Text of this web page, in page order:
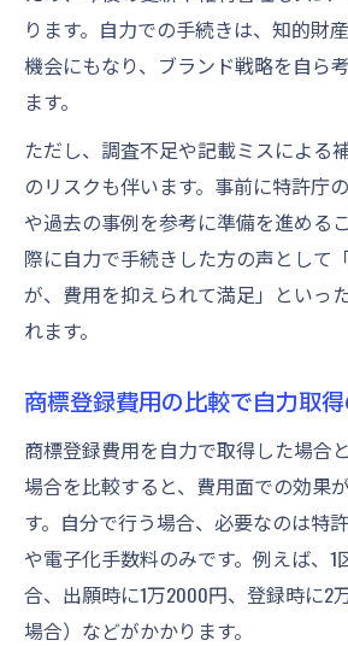
ります。自力での手続きは、知的財
機会にもなり、ブランド戦略を自ら
ます。
ただし、調査不足や記載ミスによる
のリスクも伴います。事前に特許庁
や過去の事例を参考に準備を進める
際に自力で手続きした方の声として
が、費用を抑えられて満足」といっ
れます。
商標登録費用の比較で自力取
商標登録費用を自力で取得した場合
場合を比較すると、費用面での効果
す。自分で行う場合、必要なのは特
や電子化手数料のみです。例えば、1
合、出願時に1万2000円、登録時に2
場合）などがかかります。